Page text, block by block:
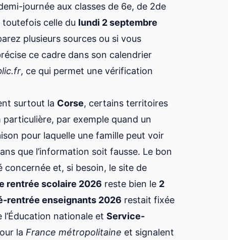
journée aux classes de 6e, de 2de
celle du lundi 2 septembre
plusieurs sources ou si vous
ce cadre dans son calendrier
, ce qui permet une vérification
surtout la Corse, certains territoires
par exemple quand un
pour laquelle une famille peut voir
que l’information soit fausse. Le bon
concernée et, si besoin, le site de
rentrée scolaire 2026 reste bien le 2
rentrée enseignants 2026 restait fixée
nationale et Service-
la France métropolitaine et signalent